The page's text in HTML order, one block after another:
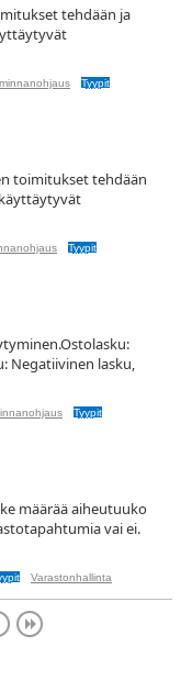
tehdään ja
Tyypit
toimitukset tehdään
Tyypit
Negatiivinen lasku,
Tyypit
määrää aiheutuuko
vai ei.
Varastonhallinta